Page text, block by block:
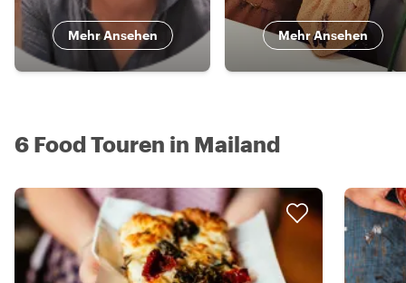
Mehr Ansehen Mehr Ansehen
6 Food Touren in Mailand